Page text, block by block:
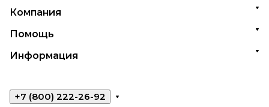
Компания
Помощь
Информация
+7 (800) 222-26-92